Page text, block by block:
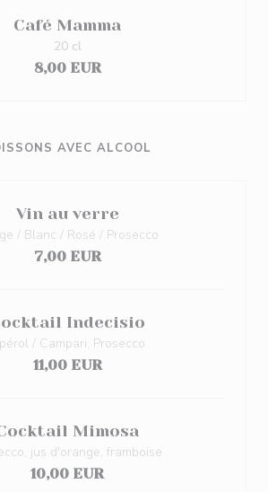
Café Mamma
8,00 EUR
20 cl
AVEC ALCOOL
Vin au verre
/ Blanc / Rosé / Prosecco
7,00 EUR
Indecisio
/ Campari, Prosecco
11,00 EUR
Mimosa
jus d'orange, framboise
10,00 EUR